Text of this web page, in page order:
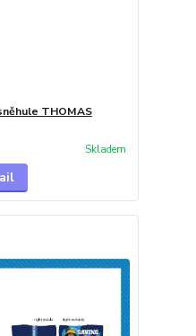
THOMAS
Skladem